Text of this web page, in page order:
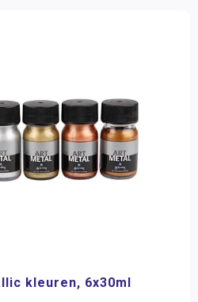
kleuren, 6x30ml